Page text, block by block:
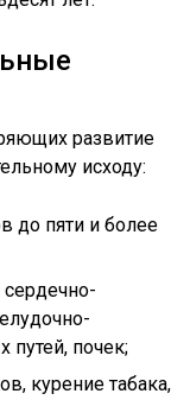
развитие
исходу:
до пяти и более
сердечно-
путей, почек;
курение табака,